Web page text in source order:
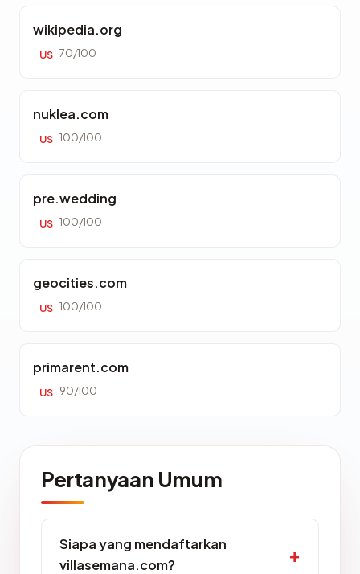
wikipedia.org
US 70/100
nuklea.com
US 100/100
pre.wedding
US 100/100
geocities.com
US 100/100
primarent.com
US 90/100
Pertanyaan Umum
Siapa yang mendaftarkan
villasemana.com?